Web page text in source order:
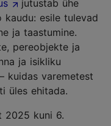
jutustab ühe
esile tulevad
ja taastumine.
pereobjekte ja
ja isikliku
kuidas varemetest
üles ehitada.
2025 kuni 6.